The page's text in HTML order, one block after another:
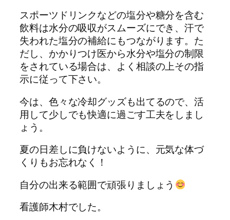
スポーツドリンクなどの塩分や糖分を含む
飲料は水分の吸収がスムーズにでき、汗で
失われた塩分の補給にもつながります。た
だし、かかりつけ医から水分や塩分の制限
をされている場合は、よく相談の上その指
示に従って下さい。
今は、色々な冷却グッズも出てるので、活
用して少しでも快適に過ごす工夫をしまし
ょう。
夏の日差しに負けないように、元気な体づ
くりもお忘れなく！
自分の出来る範囲で頑張りましょう
看護師木村でした。